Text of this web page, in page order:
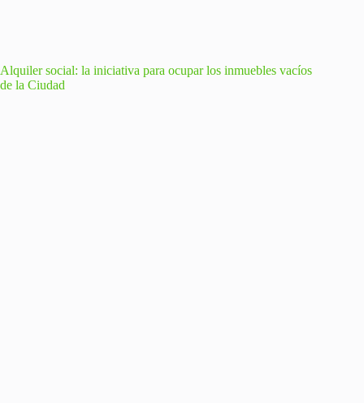
Alquiler social: la iniciativa para ocupar los inmuebles vacíos
de la Ciudad